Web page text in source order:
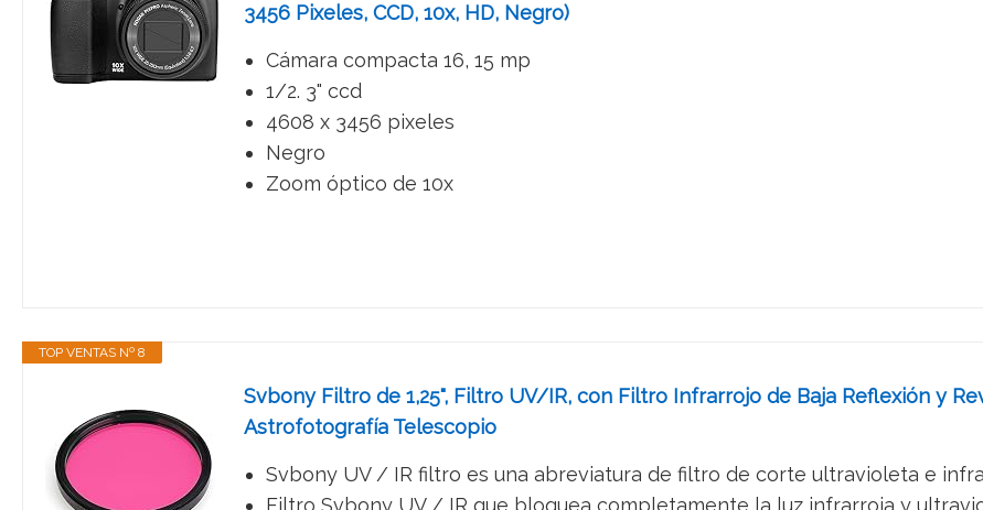
3456 Pixeles, CCD, 10x, HD, Negro)
Cámara compacta 16, 15 mp
1/2. 3" ccd
4608 x 3456 pixeles
Negro
Zoom óptico de 10x
TOP VENTAS Nº 8
Svbony Filtro de 1,25", Filtro UV/IR, con Filtro Infrarrojo de Baja Reflexión y
Astrofotografía Telescopio
Svbony UV / IR filtro es una abreviatura de filtro de corte ultravioleta e
Filtro Svbony UV / IR que bloquea completamente la luz infrarroja y